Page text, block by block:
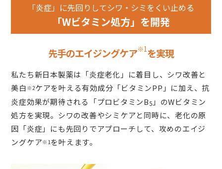
「炎症」に先回りしてシワ・シミをくい止める
「Wビタミン処方」を開発
先手のエイジングケア※1を実現
私たち新日本製薬は「炎症老化」に着目し、シワ改善と
美白 ※2ケアを叶える有効成分「ビタミンPP」に加え、抗
炎症効果が期待される「プロビタミンB5 」のWビタミン
処方を実現。シワの改善やシミケアと同時に、老化の原
因「炎症」にも先回りでアプローチして、攻めのエイジ
ングケア※1 を叶えます。